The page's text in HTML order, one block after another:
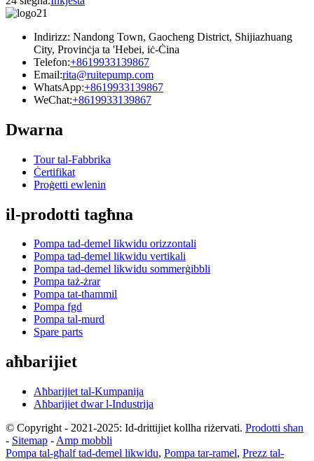
Indirizz: Nandong Town, Gaocheng District, Shijiazhuang
City, Provinċja ta 'Hebei, iċ-Ċina
Telefon:+8619933139867
Email:rita@ruitepump.com
WhatsApp:+8619933139867
WeChat:+8619933139867
Dwarna
Tour tal-Fabbrika
Ċertifikat
Proġetti ewlenin
il-prodotti tagħna
Pompa tad-demel likwidu orizzontali
Pompa tad-demel likwidu vertikali
Pompa tad-demel likwidu sommerġibbli
Pompa taż-żrar
Pompa tat-tħammil
Pompa fgd
Pompa tal-murd
Spare parts
aħbarijiet
Aħbarijiet tal-Kumpanija
Aħbarijiet dwar l-Industrija
© Copyright - 2021-2025: Id-drittijiet kollha riżervati. Prodotti sħan
- Sitemap - Amp mobbli
Pompa tal-għalf tad-demel likwidu, Pompa tar-ramel, Prezz tal-